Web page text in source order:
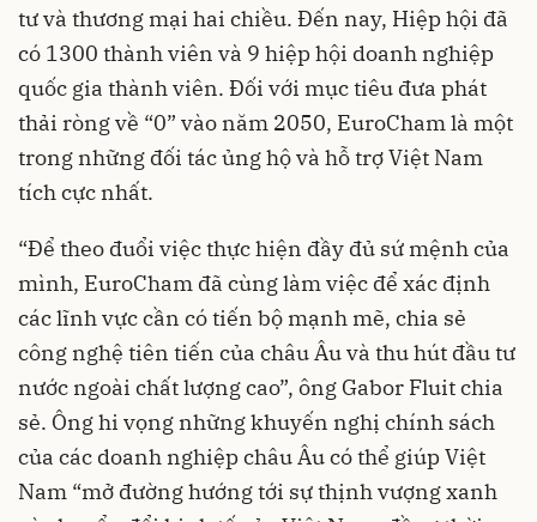
tư và thương mại hai chiều. Đến nay, Hiệp hội đã
có 1300 thành viên và 9 hiệp hội doanh nghiệp
quốc gia thành viên. Đối với mục tiêu đưa phát
thải ròng về “0” vào năm 2050, EuroCham là một
trong những đối tác ủng hộ và hỗ trợ Việt Nam
tích cực nhất.
“Để theo đuổi việc thực hiện đầy đủ sứ mệnh của
mình, EuroCham đã cùng làm việc để xác định
các lĩnh vực cần có tiến bộ mạnh mẽ, chia sẻ
công nghệ tiên tiến của châu Âu và thu hút đầu tư
nước ngoài chất lượng cao”, ông Gabor Fluit chia
sẻ. Ông hi vọng những khuyến nghị chính sách
của các doanh nghiệp châu Âu có thể giúp Việt
Nam “mở đường hướng tới sự thịnh vượng xanh